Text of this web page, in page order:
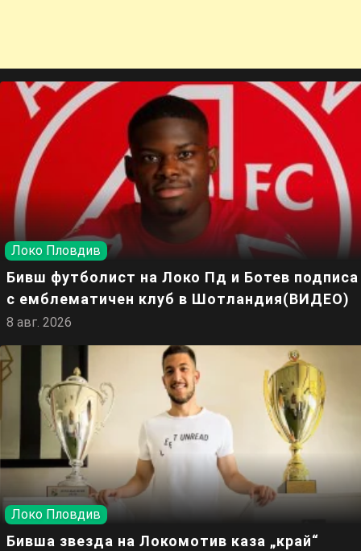
Локо Пловдив
Бивш футболист на Локо Пд и Ботев подписа
с емблематичен клуб в Шотландия(ВИДЕО)
8 авг. 2026
Локо Пловдив
Бивша звезда на Локомотив каза „край“